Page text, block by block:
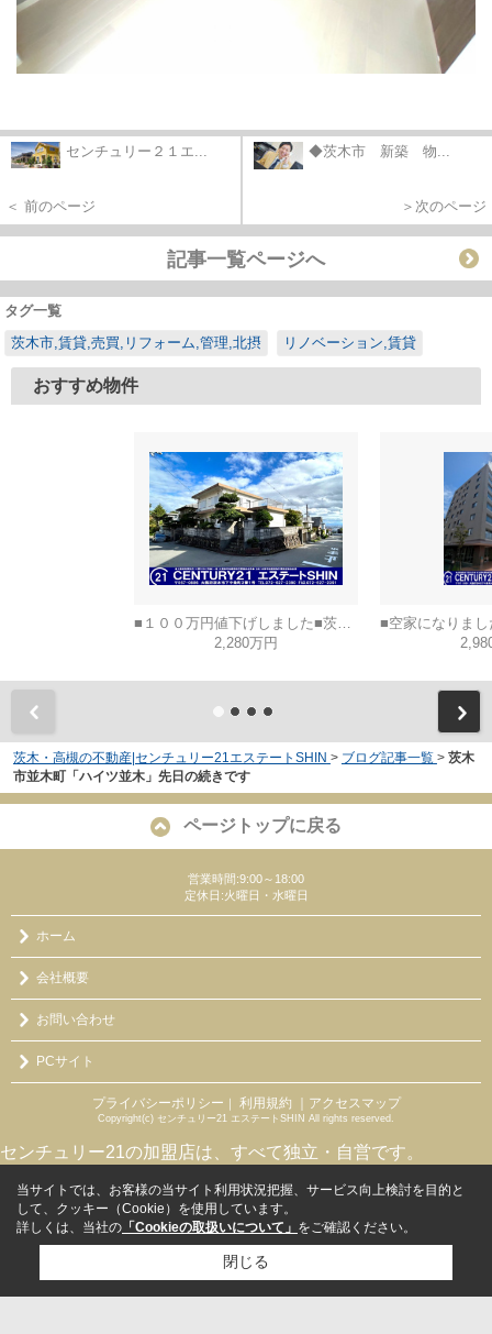
センチュリー２１エ...
＜ 前のページ
◆茨木市 新築 物...
＞次のページ
記事一覧ページへ
タグ一覧
茨木市,賃貸,売買,リフォーム,管理,北摂
リノベーション,賃貸
おすすめ物件
■１００万円値下げしました■茨木市山手台五丁目
2,280万円
茨木・高槻の不動産|センチュリー21エステートSHIN > ブログ記事一覧 > 茨木
市並木町「ハイツ並木」先日の続きです
ページトップに戻る
営業時間:9:00～18:00
定休日:火曜日・水曜日
ホーム
会社概要
お問い合わせ
PCサイト
プライバシーポリシー 利用規約 ｜アクセスマップ
Copyright(c) センチュリー21 エステートSHIN All rights reserved.
センチュリー21の加盟店は、すべて独立・自営です。
当サイトでは、お客様の当サイト利用状況把握、サービス向上検討を目的と
して、クッキー（Cookie）を使用しています。
詳しくは、当社の 「Cookieの取扱いについて」 をご確認ください。
閉じる